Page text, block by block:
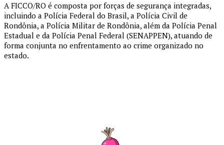
A FICCO/RO é composta por forças de segurança integradas,
incluindo a Polícia Federal do Brasil, a Polícia Civil de
Rondônia, a Polícia Militar de Rondônia, além da Polícia Penal
Estadual e da Polícia Penal Federal (SENAPPEN), atuando de
forma conjunta no enfrentamento ao crime organizado no
estado.